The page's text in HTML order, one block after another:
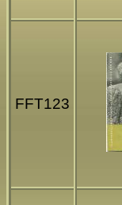
FFT123